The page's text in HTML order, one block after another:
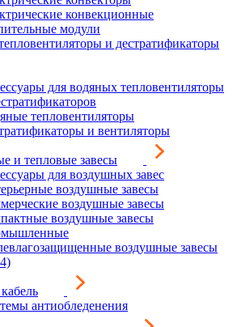
конвекционные
модули
и дестратификаторы
для водяных тепловентиляторы
тепловентиляторы
и вентиляторы
и тепловые завесы
для воздушных завес
воздушные завесы
воздушные завесы
воздушные завесы
воздушные завесы
антиобледенения